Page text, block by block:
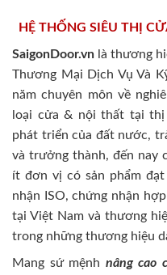
HỆ THỐNG SIÊU THỊ
SaigonDoor.vn là thương
Thương Mại Dịch Vụ Và
năm chuyên môn về
loại cửa & nội thất tại
phát triển của đất nước,
và trưởng thành, đến nay
ít đơn vị có sản phẩm
nhận ISO, chứng nhận
tại Việt Nam và thương
trong những thương hiệu
Mang sứ mệnh nâng cao